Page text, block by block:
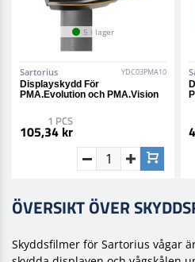
5 i lager
Sartorius YDC03PMA10
Displayskydd För
PMA.Evolution och PMA.Vision
1 PCS
105,34 kr
ÖVERSIKT ÖVER
Skyddsfilmer för Sartorius vågar